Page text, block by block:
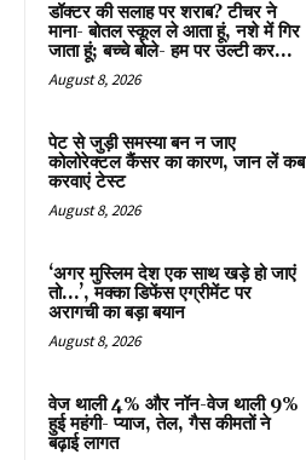
डॉक्टर की सलाह पर शराब? टीचर ने
माना- बोतल स्कूल ले आता हूं, नशे में गिर
जाता हूं; बच्चे बोले- हम पर उल्टी कर...
August 8, 2026
पेट से जुड़ी समस्या बन न जाए
कोलोरेक्टल कैंसर का कारण, जान लें कब
करवाएं टेस्ट
August 8, 2026
‘अगर मुस्लिम देश एक साथ खड़े हो जाएं
तो…’, मक्का डिफेंस एग्रीमेंट पर
अरागची का बड़ा बयान
August 8, 2026
वेज थाली 4% और नॉन-वेज थाली 9%
हुई महंगी- प्याज, तेल, गैस कीमतों ने
बढ़ाई लागत